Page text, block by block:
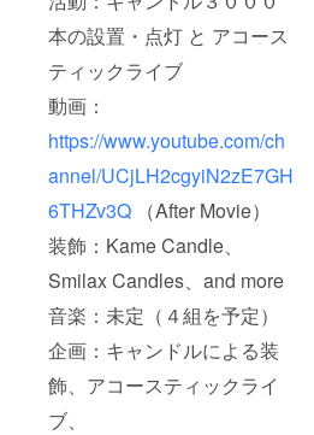
本の設置・点灯 と アコース
ティックライブ
動画：
https://www.youtube.com/ch
annel/UCjLH2cgyiN2zE7GH
6THZv3Q （After Movie）
装飾：Kame Candle、
Smilax Candles、and more
音楽：未定（４組を予定）
企画：キャンドルによる装
飾、アコースティックライ
ブ、